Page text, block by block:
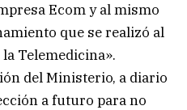
Ecom y al mismo
que se realizó al
Telemedicina».
del Ministerio, a diario
a futuro para no